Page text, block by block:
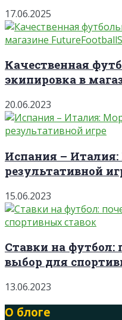
17.06.2025
Качественная
экипировка в
20.06.2023
Испания –
результативной
15.06.2023
Ставки на
выбор для
13.06.2023
О блоге